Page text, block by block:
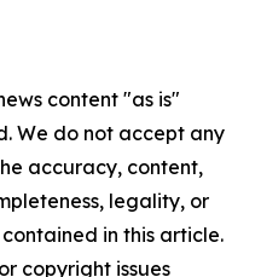
content "as is"
We do not accept any
accuracy, content,
legality, or
in this article.
copyright issues